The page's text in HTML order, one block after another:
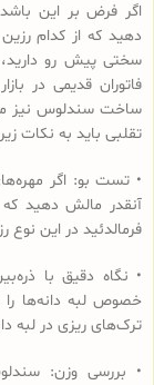
اگر فرض بر این
دهید که از کدام
سختی پیش رو
فاتوران قدیمی در
ساخت سندلوس نیز
تقلبی باید به نکات
آنقدر مالش دهید
فرمالدئید در این
• نگاه دقیق با
خصوص لبه دانه‌ها
ترک‌های ریزی در لبه
• بررسی وزن: